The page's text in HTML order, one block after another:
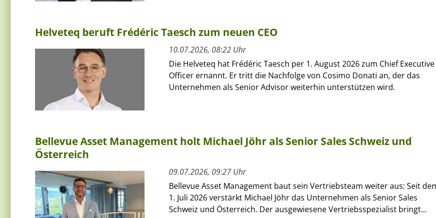
Helveteq beruft Frédéric Taesch zum neuen CEO
10.07.2026, 08:22 Uhr
Die Helveteq hat Frédéric Taesch per 1. August 2026 zum Chief Executive
Officer ernannt. Er tritt die Nachfolge von Cosimo Donati an, der das
Unternehmen als Senior Advisor weiterhin unterstützen wird.
Bellevue Asset Management holt Michael Jöhr als Senior Sales Schweiz und
Österreich
09.07.2026, 09:27 Uhr
Bellevue Asset Management baut sein Vertriebsteam weiter aus: Seit
1. Juli 2026 verstärkt Michael Jöhr das Unternehmen als Senior Sales
Schweiz und Österreich. Der ausgewiesene Vertriebsspezialist bringt...